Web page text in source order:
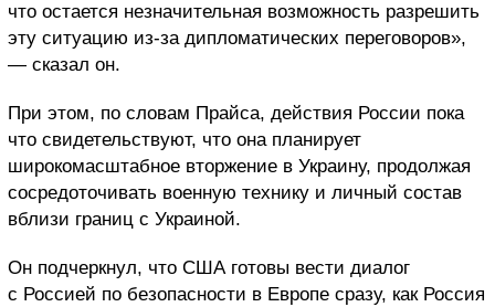
что остается незначительная возможность разрешить
эту ситуацию из-за дипломатических переговоров»,
— сказал он.
При этом, по словам Прайса, действия России пока
что свидетельствуют, что она планирует
широкомасштабное вторжение в Украину, продолжая
сосредоточивать военную технику и личный состав
вблизи границ с Украиной.
Он подчеркнул, что США готовы вести диалог
с Россией по безопасности в Европе сразу, как Россия